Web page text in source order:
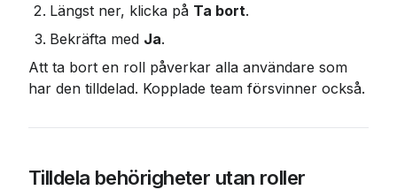
Längst ner, klicka på Ta bort.
Bekräfta med Ja.
Att ta bort en roll påverkar alla användare som
har den tilldelad. Kopplade team försvinner också.
Tilldela behörigheter utan roller